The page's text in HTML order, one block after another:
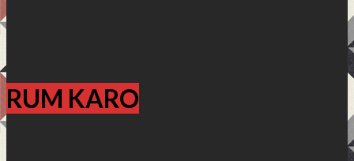
RUM KARO